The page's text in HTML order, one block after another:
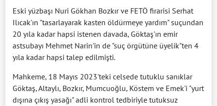
Eski yüzbaşı Nuri Gökhan Bozkır ve FETÖ firarisi Serhat
Ilıcak'ın "tasarlayarak kasten öldürmeye yardım" suçundan
20 yıla kadar hapsi istenen davada, Göktaş'ın emir
astsubayı Mehmet Narin'in de "suç örgütüne üyelik"ten 4
yıla kadar hapsi talep edilmişti.
Mahkeme, 18 Mayıs 2023'teki celsede tutuklu sanıklar
Göktaş, Altaylı, Bozkır, Mumcuoğlu, Köstem ve Emek'i "yurt
dışına çıkış yasağı" adli kontrol tedbiriyle tutuksuz